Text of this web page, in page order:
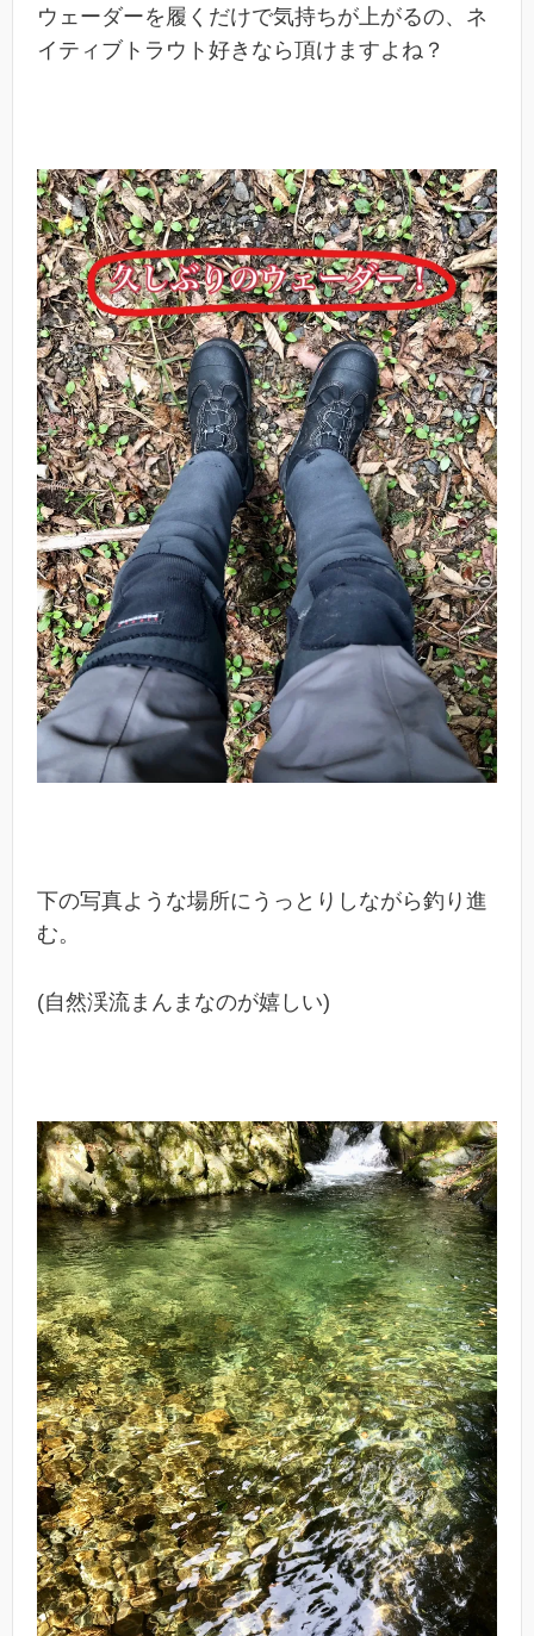
ウェーダーを履くだけで気持ちが上がるの、ネ
イティブトラウト好きなら頂けますよね？
下の写真ような場所にうっとりしながら釣り進
む。
(自然渓流まんまなのが嬉しい)